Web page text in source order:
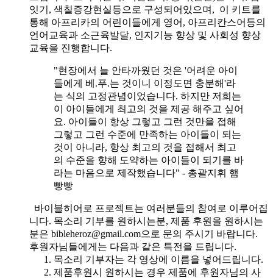
잇기, 색칠증강현실등으로 구성되어있으며, 이 키트를
통해 아프리카의 어린이들에게 영어, 아프리칸스어등의
언어교육과 소근육발달, 인지기능 향상 및 사회성 향상
교육을 진행합니다.
"현장에서 늘 안타까웠던 것은 '어려운 아이
들에게 베.푸.는 것이니 이정도면 충분해'라
는 식의 고정관념이었습니다. 하지만 저희는
이 아이들에게 최고의 것을 제공 해주고 싶어
요. 아이들이 항상 그렇고 그런 것만을 접해
그렇고 그런 수준에 만족하는 아이들이 되는
것이 아니라, 항상 최고의 것을 접해서 최고
의 수준을 향해 도약하는 아이들이 되기를 바
라는 마음으로 제작했습니다" - 총괄지휘 햄
빵빵
바이블히어로 프로젝트는 여러분들의 참여로 이루어집
니다. 목소리 기부를 원하시는분, 제품 후원을 원하시는
분은 bibleheroz@gmail.com으로 문의 주시기 바랍니다.
후원자님들에게는 다음과 같은 특전을 드립니다.
목소리 기부자는 각 영상에 이름을 넣어드립니다.
제품후원시 원하시는 경우 제품에 후원자님의 사